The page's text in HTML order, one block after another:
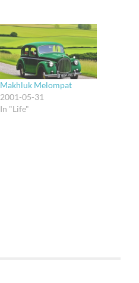
Makhluk Melompat
2001-05-31
In "Life"